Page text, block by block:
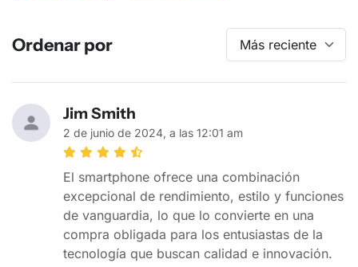
Ordenar por
Jim Smith
2 de junio de 2024, a las 12:01 am
El smartphone ofrece una combinación
excepcional de rendimiento, estilo y funciones
de vanguardia, lo que lo convierte en una
compra obligada para los entusiastas de la
tecnología que buscan calidad e innovación.